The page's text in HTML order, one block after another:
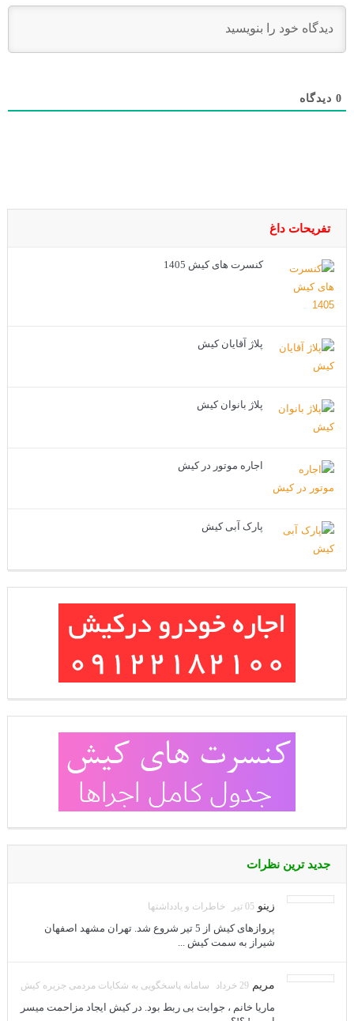
0دیدگاه
تفریحات داغ
کنسرت های کیش 1405
پلاژ آقایان کیش
پلاژ بانوان کیش
اجاره موتور در کیش
پارک آبی کیش
جدید ترین نظرات
زینو 05 تیر خاطرات و یادداشتها
پروازهای کیش از 5 تیر شروع شد. تهران مشهد اصفهان
شیراز به سمت کیش ...
مریم 29 خرداد سامانه پاسخگویی به شکایات مردمی جزیره کیش
ماریا خانم ، جوابت بی ربط بود. در کیش ایجاد مزاحمت میسر